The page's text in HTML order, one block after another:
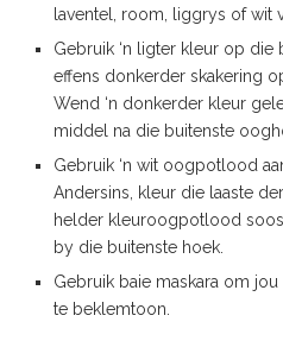
laventel, room, liggrys of wit
Gebruik ‘n ligter kleur op die
effens donkerder skakering
Wend ‘n donkerder kleur
middel na die buitenste
Gebruik ‘n wit oogpotlood
Andersins, kleur die laaste
helder kleuroogpotlood
by die buitenste hoek.
Gebruik baie maskara om
te beklemtoon.